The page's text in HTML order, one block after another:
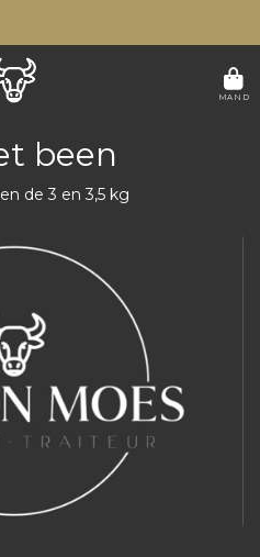
MAND
been
de 3 en 3,5 kg